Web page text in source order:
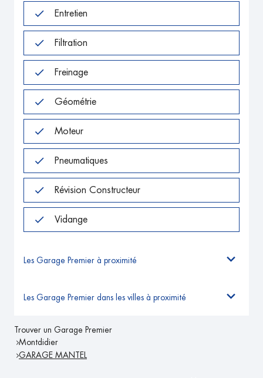
Entretien
Filtration
Freinage
Géométrie
Moteur
Pneumatiques
Révision Constructeur
Vidange
Les Garage Premier à proximité
Les Garage Premier dans les villes à proximité
Trouver un Garage Premier
Montdidier
GARAGE MANTEL